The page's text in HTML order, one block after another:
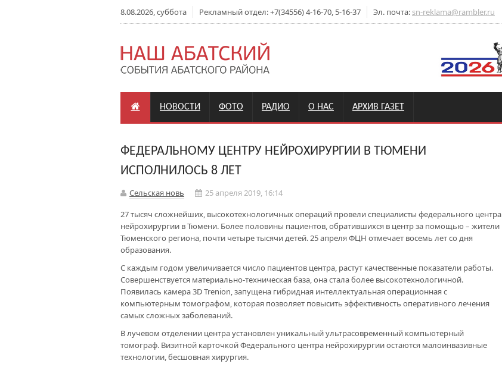
8.08.2026, суббота Рекламный отдел: +7(34556) 4-16-70, 5-16-37 Эл. почта: sn-reklama@rambler.ru
НОВОСТИ ФОТО РАДИО О НАС АРХИВ ГАЗЕТ
ФЕДЕРАЛЬНОМУ ЦЕНТРУ НЕЙРОХИРУРГИИ В ТЮМЕНИ
ИСПОЛНИЛОСЬ 8 ЛЕТ
Сельская новь
25 апреля 2019, 16:14
27 тысяч сложнейших, высокотехнологичных операций провели специалисты федерального центра
нейрохирургии в Тюмени. Более половины пациентов, обратившихся в центр за помощью – жители
Тюменского региона, почти четыре тысячи детей. 25 апреля ФЦН отмечает восемь лет со дня
образования.
С каждым годом увеличивается число пациентов центра, растут качественные показатели работы.
Совершенствуется материально-техническая база, она стала более высокотехнологичной.
Появилась камера 3D Trenion, запущена гибридная интеллектуальная операционная с
компьютерным томографом, которая позволяет повысить эффективность оперативного лечения
самых сложных заболеваний.
В лучевом отделении центра установлен уникальный ультрасовременный компьютерный
томограф. Визитной карточкой Федерального центра нейрохирургии остаются малоинвазивные
технологии, бесшовная хирургия.